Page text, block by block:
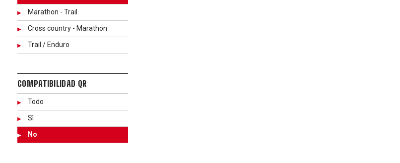
Marathon - Trail
Cross country - Marathon
Trail / Enduro
COMPATIBILIDAD QR
Todo
Sì
No